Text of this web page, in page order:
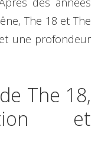
The 18 et The
une profondeur
The 18,
et